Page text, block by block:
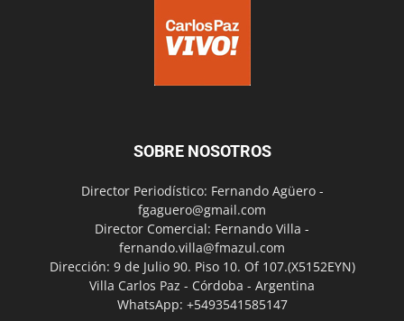
SOBRE NOSOTROS
Director Periodístico: Fernando Agüero -
fgaguero@gmail.com
Director Comercial: Fernando Villa -
fernando.villa@fmazul.com
Dirección: 9 de Julio 90. Piso 10. Of 107.(X5152EYN)
Villa Carlos Paz - Córdoba - Argentina
WhatsApp: +5493541585147